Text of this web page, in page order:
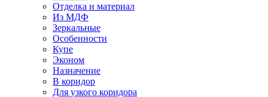
Отделка и материал
Из МДФ
Зеркальные
Особенности
Купе
Эконом
Назначение
В коридор
Для узкого коридора